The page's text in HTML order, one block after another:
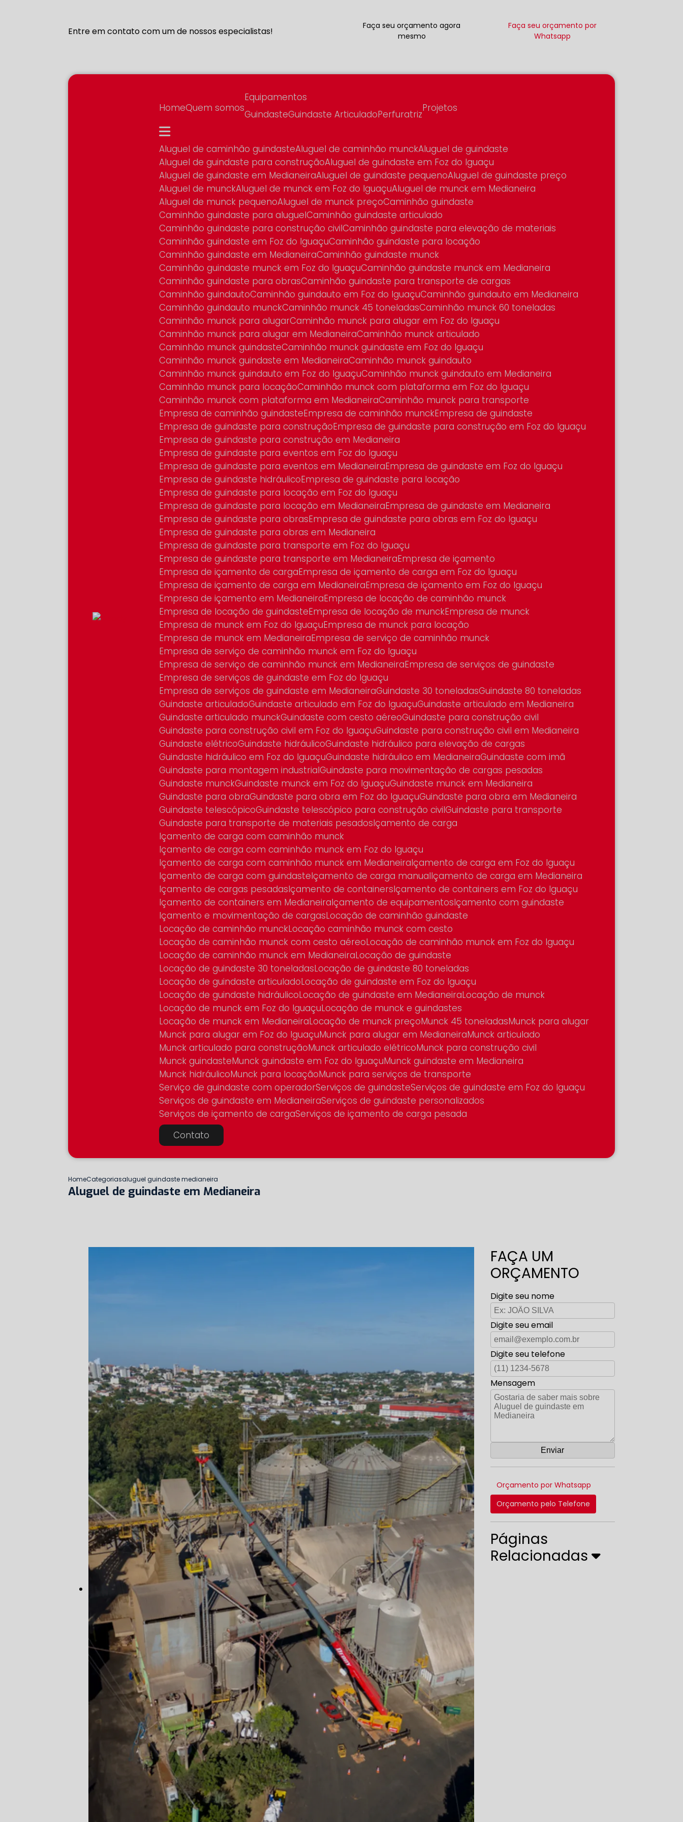
Entre em contato com um de nossos especialistas!
Faça seu orçamento agora
mesmo
Faça seu orçamento por
Whatsapp
Home Quem somos
Equipamentos
Guindaste Guindaste Articulado Perfuratriz
Projetos
Aluguel de caminhão guindaste Aluguel de caminhão munck Aluguel de guindaste
Aluguel de guindaste para construção Aluguel de guindaste em Foz do Iguaçu
Aluguel de guindaste em Medianeira Aluguel de guindaste pequeno Aluguel de guindaste preço
Aluguel de munck Aluguel de munck em Foz do Iguaçu Aluguel de munck em Medianeira
Aluguel de munck pequeno Aluguel de munck preço Caminhão guindaste
Caminhão guindaste para aluguel Caminhão guindaste articulado
Caminhão guindaste para construção civil Caminhão guindaste para elevação de materiais
Caminhão guindaste em Foz do Iguaçu Caminhão guindaste para locação
Caminhão guindaste em Medianeira Caminhão guindaste munck
Caminhão guindaste munck em Foz do Iguaçu Caminhão guindaste munck em Medianeira
Caminhão guindaste para obras Caminhão guindaste para transporte de cargas
Caminhão guindauto Caminhão guindauto em Foz do Iguaçu Caminhão guindauto em Medianeira
Caminhão guindauto munck Caminhão munck 45 toneladas Caminhão munck 60 toneladas
Caminhão munck para alugar Caminhão munck para alugar em Foz do Iguaçu
Caminhão munck para alugar em Medianeira Caminhão munck articulado
Caminhão munck guindaste Caminhão munck guindaste em Foz do Iguaçu
Caminhão munck guindaste em Medianeira Caminhão munck guindauto
Caminhão munck guindauto em Foz do Iguaçu Caminhão munck guindauto em Medianeira
Caminhão munck para locação Caminhão munck com plataforma em Foz do Iguaçu
Caminhão munck com plataforma em Medianeira Caminhão munck para transporte
Empresa de caminhão guindaste Empresa de caminhão munck Empresa de guindaste
Empresa de guindaste para construção Empresa de guindaste para construção em Foz do Iguaçu
Empresa de guindaste para construção em Medianeira
Empresa de guindaste para eventos em Foz do Iguaçu
Empresa de guindaste para eventos em Medianeira Empresa de guindaste em Foz do Iguaçu
Empresa de guindaste hidráulico Empresa de guindaste para locação
Empresa de guindaste para locação em Foz do Iguaçu
Empresa de guindaste para locação em Medianeira Empresa de guindaste em Medianeira
Empresa de guindaste para obras Empresa de guindaste para obras em Foz do Iguaçu
Empresa de guindaste para obras em Medianeira
Empresa de guindaste para transporte em Foz do Iguaçu
Empresa de guindaste para transporte em Medianeira Empresa de içamento
Empresa de içamento de carga Empresa de içamento de carga em Foz do Iguaçu
Empresa de içamento de carga em Medianeira Empresa de içamento em Foz do Iguaçu
Empresa de içamento em Medianeira Empresa de locação de caminhão munck
Empresa de locação de guindaste Empresa de locação de munck Empresa de munck
Empresa de munck em Foz do Iguaçu Empresa de munck para locação
Empresa de munck em Medianeira Empresa de serviço de caminhão munck
Empresa de serviço de caminhão munck em Foz do Iguaçu
Empresa de serviço de caminhão munck em Medianeira Empresa de serviços de guindaste
Empresa de serviços de guindaste em Foz do Iguaçu
Empresa de serviços de guindaste em Medianeira Guindaste 30 toneladas Guindaste 80 toneladas
Guindaste articulado Guindaste articulado em Foz do Iguaçu Guindaste articulado em Medianeira
Guindaste articulado munck Guindaste com cesto aéreo Guindaste para construção civil
Guindaste para construção civil em Foz do Iguaçu Guindaste para construção civil em Medianeira
Guindaste elétrico Guindaste hidráulico Guindaste hidráulico para elevação de cargas
Guindaste hidráulico em Foz do Iguaçu Guindaste hidráulico em Medianeira Guindaste com imã
Guindaste para montagem industrial Guindaste para movimentação de cargas pesadas
Guindaste munck Guindaste munck em Foz do Iguaçu Guindaste munck em Medianeira
Guindaste para obra Guindaste para obra em Foz do Iguaçu Guindaste para obra em Medianeira
Guindaste telescópico Guindaste telescópico para construção civil Guindaste para transporte
Guindaste para transporte de materiais pesados Içamento de carga
Içamento de carga com caminhão munck
Içamento de carga com caminhão munck em Foz do Iguaçu
Içamento de carga com caminhão munck em Medianeira Içamento de carga em Foz do Iguaçu
Içamento de carga com guindaste Içamento de carga manual Içamento de carga em Medianeira
Içamento de cargas pesadas Içamento de containers Içamento de containers em Foz do Iguaçu
Içamento de containers em Medianeira Içamento de equipamentos Içamento com guindaste
Içamento e movimentação de cargas Locação de caminhão guindaste
Locação de caminhão munck Locação caminhão munck com cesto
Locação de caminhão munck com cesto aéreo Locação de caminhão munck em Foz do Iguaçu
Locação de caminhão munck em Medianeira Locação de guindaste
Locação de guindaste 30 toneladas Locação de guindaste 80 toneladas
Locação de guindaste articulado Locação de guindaste em Foz do Iguaçu
Locação de guindaste hidráulico Locação de guindaste em Medianeira Locação de munck
Locação de munck em Foz do Iguaçu Locação de munck e guindastes
Locação de munck em Medianeira Locação de munck preço Munck 45 toneladas
Munck para alugar
Munck para alugar em Foz do Iguaçu
Munck para alugar em Medianeira
Munck articulado
Munck articulado para construção
Munck articulado elétrico
Munck para construção civil
Munck guindaste
Munck guindaste em Foz do Iguaçu
Munck guindaste em Medianeira
Munck hidráulico
Munck para locação
Munck para serviços de transporte
Serviço de guindaste com operador Serviços de guindaste Serviços de guindaste em Foz do Iguaçu
Serviços de guindaste em Medianeira Serviços de guindaste personalizados
Serviços de içamento de carga Serviços de içamento de carga pesada
Contato
HomeCategoriasaluguel guindaste medianeira
Aluguel de guindaste em Medianeira
FAÇA UM
ORÇAMENTO
Digite seu nome
Digite seu email
Digite seu telefone
Mensagem
Orçamento por Whatsapp
Orçamento pelo Telefone
Páginas
Relacionadas